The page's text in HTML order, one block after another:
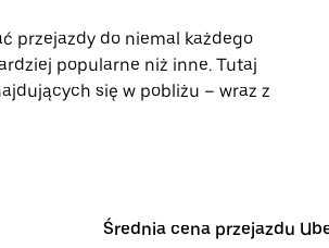
przejazdy do niemal każdego
popularne niż inne. Tutaj
się w pobliżu – wraz z
Średnia cena przejazdu